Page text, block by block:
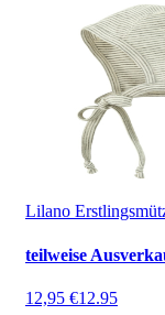
Lilano
teilweise
12,95 €12.95